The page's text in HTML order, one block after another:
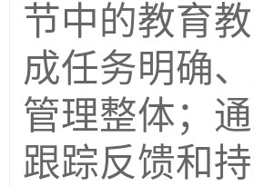
节中的教育
成任务明确
管理整体；
跟踪反馈和